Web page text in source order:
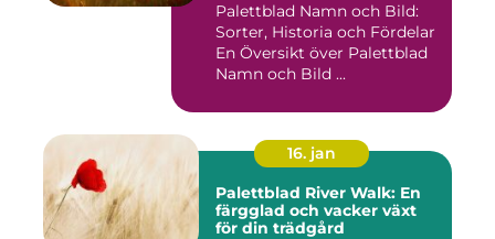
Palettblad Namn och Bild:
Sorter, Historia och Fördelar
En Översikt över Palettblad
Namn och Bild ...
16. jan
Palettblad River Walk: En
färgglad och vacker växt
för din trädgård